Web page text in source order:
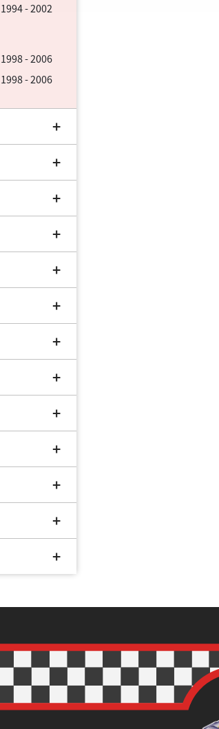
1994 - 2002
1998 - 2006
1998 - 2006